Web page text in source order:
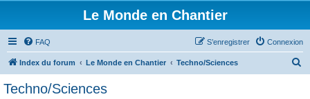
Le Monde en Chantier
FAQ Connexion
S’enregistrer
Index du forum Le Monde en Chantier Techno/Sciences
Techno/Sciences